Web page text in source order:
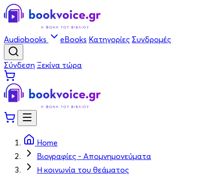
Audiobooks eBooks Κατηγορίες Συνδρομές
Σύνδεση Ξεκίνα τώρα
Home
Βιογραφίες - Απομνημονεύματα
Η κοινωνία του θεάματος